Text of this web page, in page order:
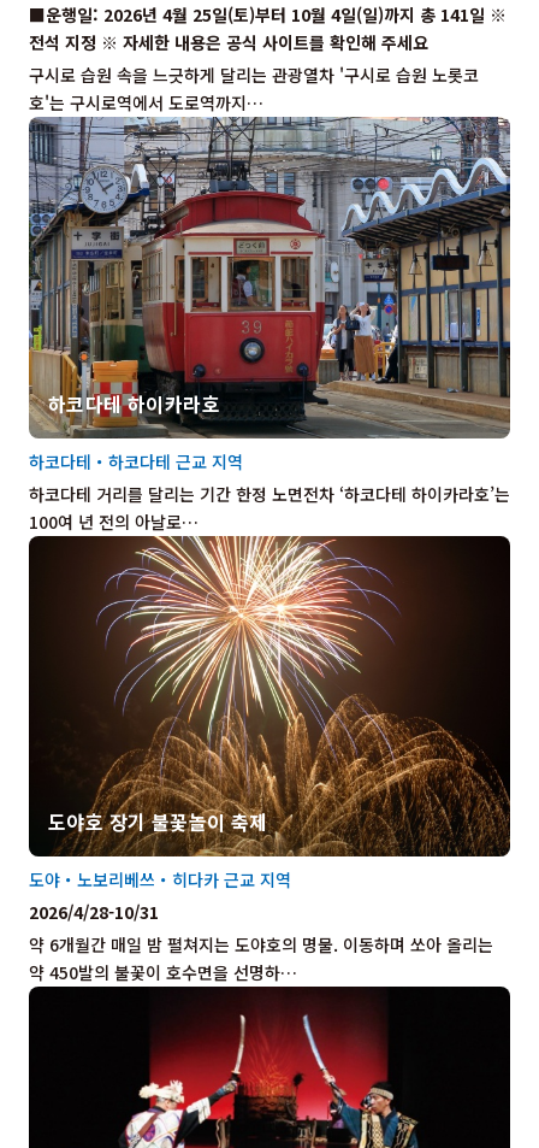
구시로 습원 속을 느긋하게 달리는 관광열차 '구시로 습원 노롯코
호'는 구시로역에서 도로역까지…
■운행일: 2026년 4월 25일(토)부터 10월 4일(일)까지 총 141일 ※
전석 지정 ※ 자세한 내용은 공식 사이트를 확인해 주세요
하코다테 하이카라호
하코다테 거리를 달리는 기간 한정 노면전차 ‘하코다테 하이카라호’는
100여 년 전의 아날로…
하코다테・하코다테 근교 지역
도야호 장기 불꽃놀이 축제
약 6개월간 매일 밤 펼쳐지는 도야호의 명물. 이동하며 쏘아 올리는
약 450발의 불꽃이 호수면을 선명하…
도야・노보리베쓰・히다카 근교 지역
2026/4/28-10/31